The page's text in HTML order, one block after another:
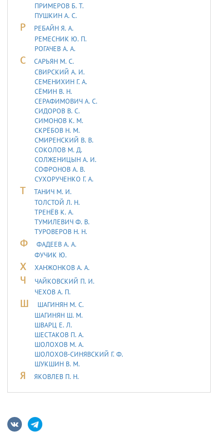
ПРИМЕРОВ Б. Т.
ПУШКИН А. С.
Р
РЕБАЙН Я. А.
РЕМЕСНИК Ю. П.
РОГАЧЕВ А. А.
С
САРЬЯH М. С.
СВИРСКИЙ А. И.
СЕМЕНИХИН Г. А.
СЁМИН В. Н.
СЕРАФИМОВИЧ А. С.
СИДОРОВ В. С.
СИМОНОВ К. М.
СКРЁБОВ Н. М.
СМИРЕНСКИЙ В. В.
СОКОЛОВ М. Д.
СОЛЖЕНИЦЫН А. И.
СОФРОНОВ А. В.
СУХОРУЧЕНКО Г. А.
Т
ТАHИЧ М. И.
ТОЛСТОЙ Л. Н.
ТРЕНЁВ К. А.
ТУМИЛЕВИЧ Ф. В.
ТУРОВЕРОВ Н. Н.
Ф
ФАДЕЕВ А. А.
ФУЧИК Ю.
Х ХАНЖОНКОВ А. А.
Ч
ЧАЙКОВСКИЙ П. И.
ЧЕХОВ А. П.
Ш
ШАГИНЯН М. С.
ШАГИНЯН Ш. М.
ШВАРЦ Е. Л.
ШЕСТАКОВ П. А.
ШОЛОХОВ М. А.
ШОЛОХОВ-СИНЯВСКИЙ Г. Ф.
ШУКШИН В. М.
Я ЯКОВЛЕВ П. Н.